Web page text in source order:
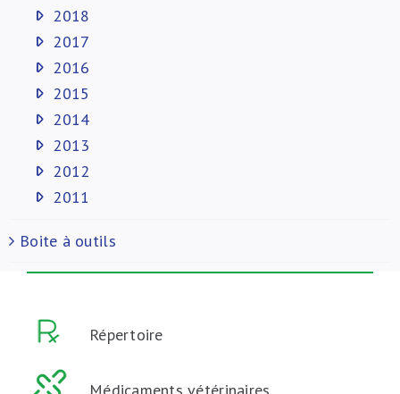
2018
2017
2016
2015
2014
2013
2012
2011
Boite à outils
Répertoire